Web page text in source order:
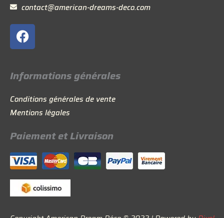
contact@american-dreams-deco.com
F
a
c
e
b
o
o
k
Informations générales
Conditions générales de vente
Mentions légales
Paiement et Livraison